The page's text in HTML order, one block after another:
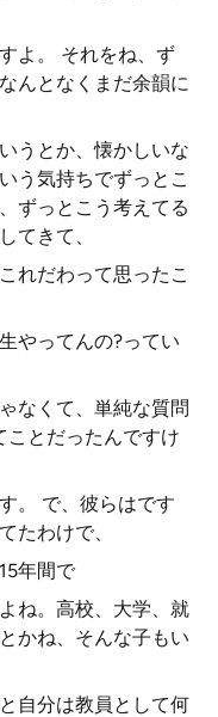
よ。 それをね、ず
んとなくまだ余韻に
うとか、懐かしいな
う気持ちでずっとこ
ずっとこう考えてる
てきて、
れだわって思ったこ
やってんの?ってい
なくて、単純な質問
ことだったんですけ
。 で、彼らはです
たわけで、
年間で
ね。高校、大学、就
かね、そんな子もい
自分は教員として何